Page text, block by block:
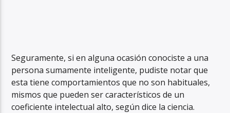
Seguramente, si en alguna ocasión conociste a una
persona sumamente inteligente, pudiste notar que
esta tiene comportamientos que no son habituales,
mismos que pueden ser característicos de un
coeficiente intelectual alto, según dice la ciencia.